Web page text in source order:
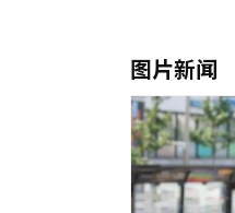
图片新闻